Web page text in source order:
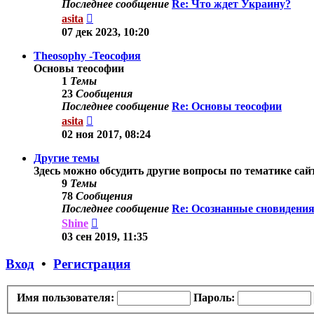
Последнее сообщение Re: Что ждет Украину?
asita
к
сообщению
07 дек 2023, 10:20
Theosophy -Теософия
Основы теософии
1 Темы
23 Сообщения
Последнее сообщение Re: Основы теософии
asita
к
сообщению
02 ноя 2017, 08:24
Другие темы
Здесь можно обсудить другие вопросы по тематике
9 Темы
78 Сообщения
Последнее сообщение Re: Осознанные
Shine
к
03 сен 2019, 11:35
Вход • Регистрация
Имя пользователя: Пароль: